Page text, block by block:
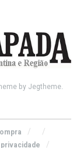
by Jegtheme.